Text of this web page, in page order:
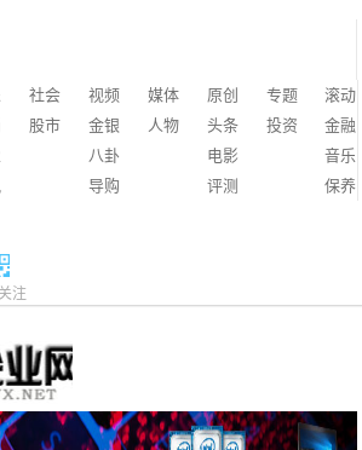
社会 视频 媒体 原创 专题
滚动
股市 金银 人物 头条 投资
金融
八卦 电影
音乐
导购 评测
保养
注